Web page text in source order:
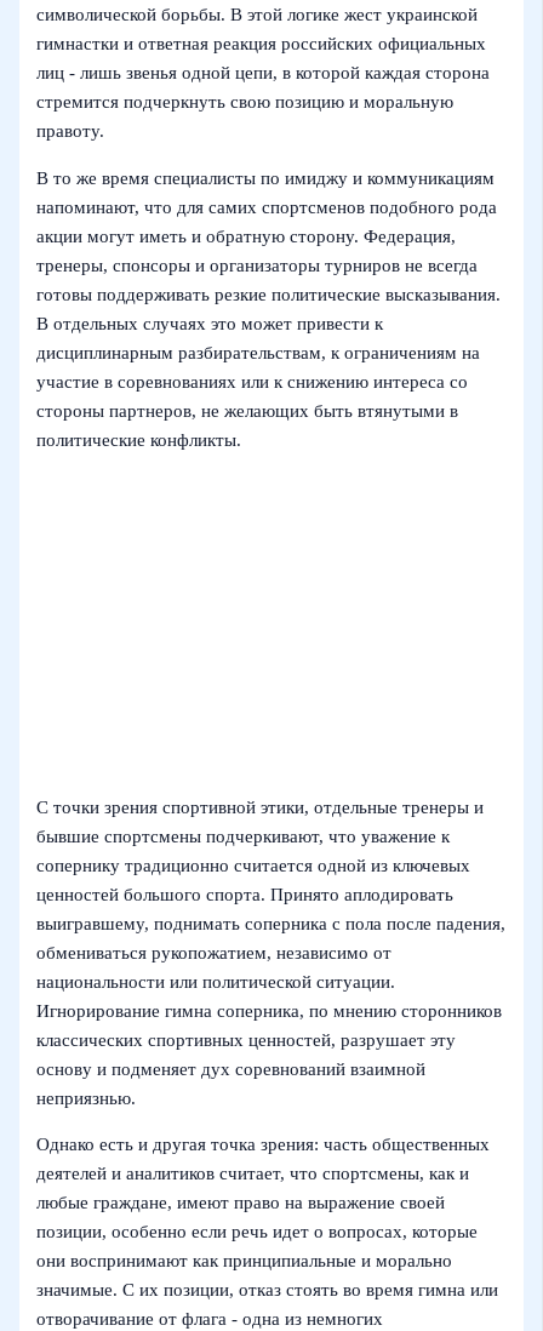
символической борьбы. В этой логике жест украинской
гимнастки и ответная реакция российских официальных
лиц - лишь звенья одной цепи, в которой каждая сторона
стремится подчеркнуть свою позицию и моральную
правоту.
В то же время специалисты по имиджу и коммуникациям
напоминают, что для самих спортсменов подобного рода
акции могут иметь и обратную сторону. Федерация,
тренеры, спонсоры и организаторы турниров не всегда
готовы поддерживать резкие политические высказывания.
В отдельных случаях это может привести к
дисциплинарным разбирательствам, к ограничениям на
участие в соревнованиях или к снижению интереса со
стороны партнеров, не желающих быть втянутыми в
политические конфликты.
С точки зрения спортивной этики, отдельные тренеры и
бывшие спортсмены подчеркивают, что уважение к
сопернику традиционно считается одной из ключевых
ценностей большого спорта. Принято аплодировать
выигравшему, поднимать соперника с пола после падения,
обмениваться рукопожатием, независимо от
национальности или политической ситуации.
Игнорирование гимна соперника, по мнению сторонников
классических спортивных ценностей, разрушает эту
основу и подменяет дух соревнований взаимной
неприязнью.
Однако есть и другая точка зрения: часть общественных
деятелей и аналитиков считает, что спортсмены, как и
любые граждане, имеют право на выражение своей
позиции, особенно если речь идет о вопросах, которые
они воспринимают как принципиальные и морально
значимые. С их позиции, отказ стоять во время гимна или
отворачивание от флага - одна из немногих